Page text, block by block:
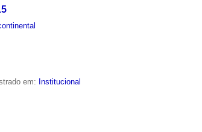
em: Institucional